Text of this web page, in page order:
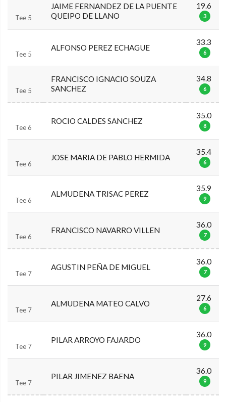
Tee 5
JAIME FERNANDEZ DE LA PUENTE
QUEIPO DE LLANO
19.6
3
Tee 5
ALFONSO PEREZ ECHAGUE
33.3
6
Tee 5
FRANCISCO IGNACIO SOUZA
SANCHEZ
34.8
6
Tee 6
ROCIO CALDES SANCHEZ
35.0
8
Tee 6
JOSE MARIA DE PABLO HERMIDA
35.4
6
Tee 6
ALMUDENA TRISAC PEREZ
35.9
9
Tee 6
FRANCISCO NAVARRO VILLEN
36.0
7
Tee 7
AGUSTIN PEÑA DE MIGUEL
36.0
7
Tee 7
ALMUDENA MATEO CALVO
27.6
6
Tee 7
PILAR ARROYO FAJARDO
36.0
9
Tee 7
PILAR JIMENEZ BAENA
36.0
9